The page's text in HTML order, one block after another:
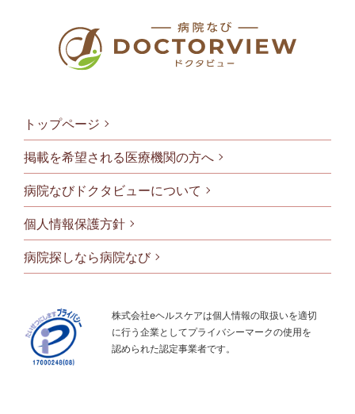
フッタメニ
トップページ
掲載を希望される医療機関の方へ
病院なびドクタビューについて
個人情報保護方針
病院探しなら病院なび
株式会社eヘルスケアは個人情報の取扱いを適切
に行う企業としてプライバシーマークの使用を
認められた認定事業者です。